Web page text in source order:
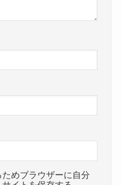
めブラウザーに自分